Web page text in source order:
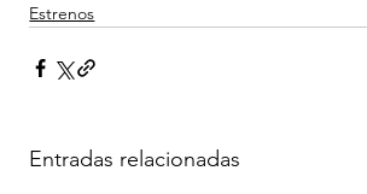
Estrenos
Entradas relacionadas